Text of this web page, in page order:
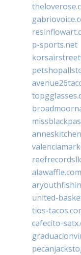
p-sports.net
alawaffle.com
united-
tios-
cafecito-